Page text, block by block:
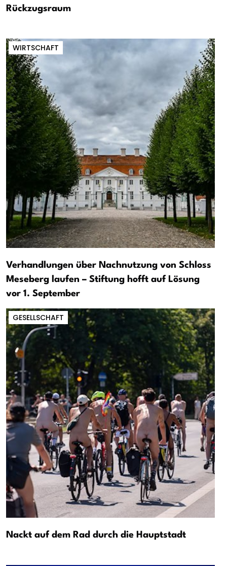
Rückzugsraum
WIRTSCHAFT
Verhandlungen über Nachnutzung von Schloss
Meseberg laufen – Stiftung hofft auf Lösung
vor 1. September
GESELLSCHAFT
Nackt auf dem Rad durch die Hauptstadt